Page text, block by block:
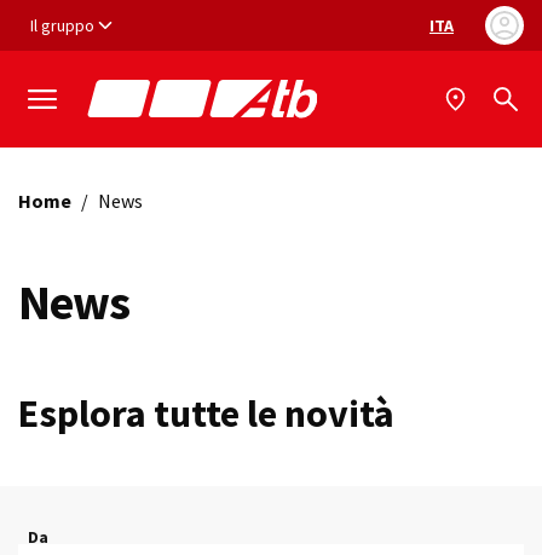
Vai ai contenuti
Vai al footer
Il gruppo Selezione
ITA
Home / News
News
Esplora tutte le novità
Da